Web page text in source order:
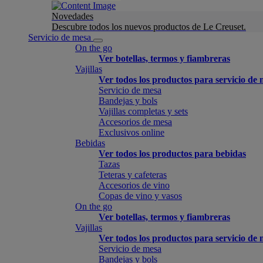
Novedades
Descubre todos los nuevos productos de Le Creuset.
Servicio de mesa
On the go
Ver botellas, termos y fiambreras
Vajillas
Ver todos los productos para servicio de
Servicio de mesa
Bandejas y bols
Vajillas completas y sets
Accesorios de mesa
Exclusivos online
Bebidas
Ver todos los productos para bebidas
Tazas
Teteras y cafeteras
Accesorios de vino
Copas de vino y vasos
On the go
Ver botellas, termos y fiambreras
Vajillas
Ver todos los productos para servicio de
Servicio de mesa
Bandejas y bols